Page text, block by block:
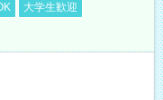
大学生歓迎